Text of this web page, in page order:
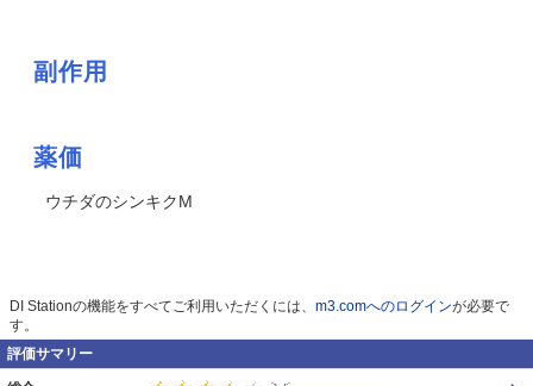
副作用
薬価
ウチダのシンキクM
DI Stationの機能をすべてご利用いただくには、 m3.comへのログインが必要で
す。
評価サマリー